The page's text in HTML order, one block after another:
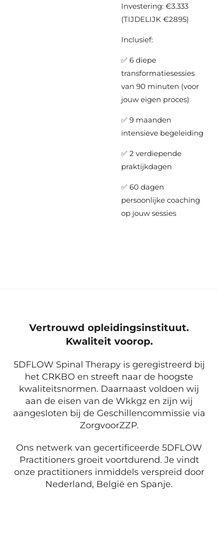
Investering: €3.333
(TIJDELIJK €2895)
Inclusief:
✅ 6 diepe
transformatiesessies
van 90 minuten (voor
jouw eigen proces)
✅ 9 maanden
intensieve begeleiding
✅ 2 verdiepende
praktijkdagen
✅ 60 dagen
persoonlijke coaching
op jouw sessies
Vertrouwd opleidingsinstituut.
Kwaliteit voorop.
5DFLOW Spinal Therapy is geregistreerd bij
het CRKBO en streeft naar de hoogste
kwaliteitsnormen. Daarnaast voldoen wij
aan de eisen van de Wkkgz en zijn wij
aangesloten bij de Geschillencommissie via
ZorgvoorZZP.
Ons netwerk van gecertificeerde 5DFLOW
Practitioners groeit voortdurend. Je vindt
onze practitioners inmiddels verspreid door
Nederland, België en Spanje.